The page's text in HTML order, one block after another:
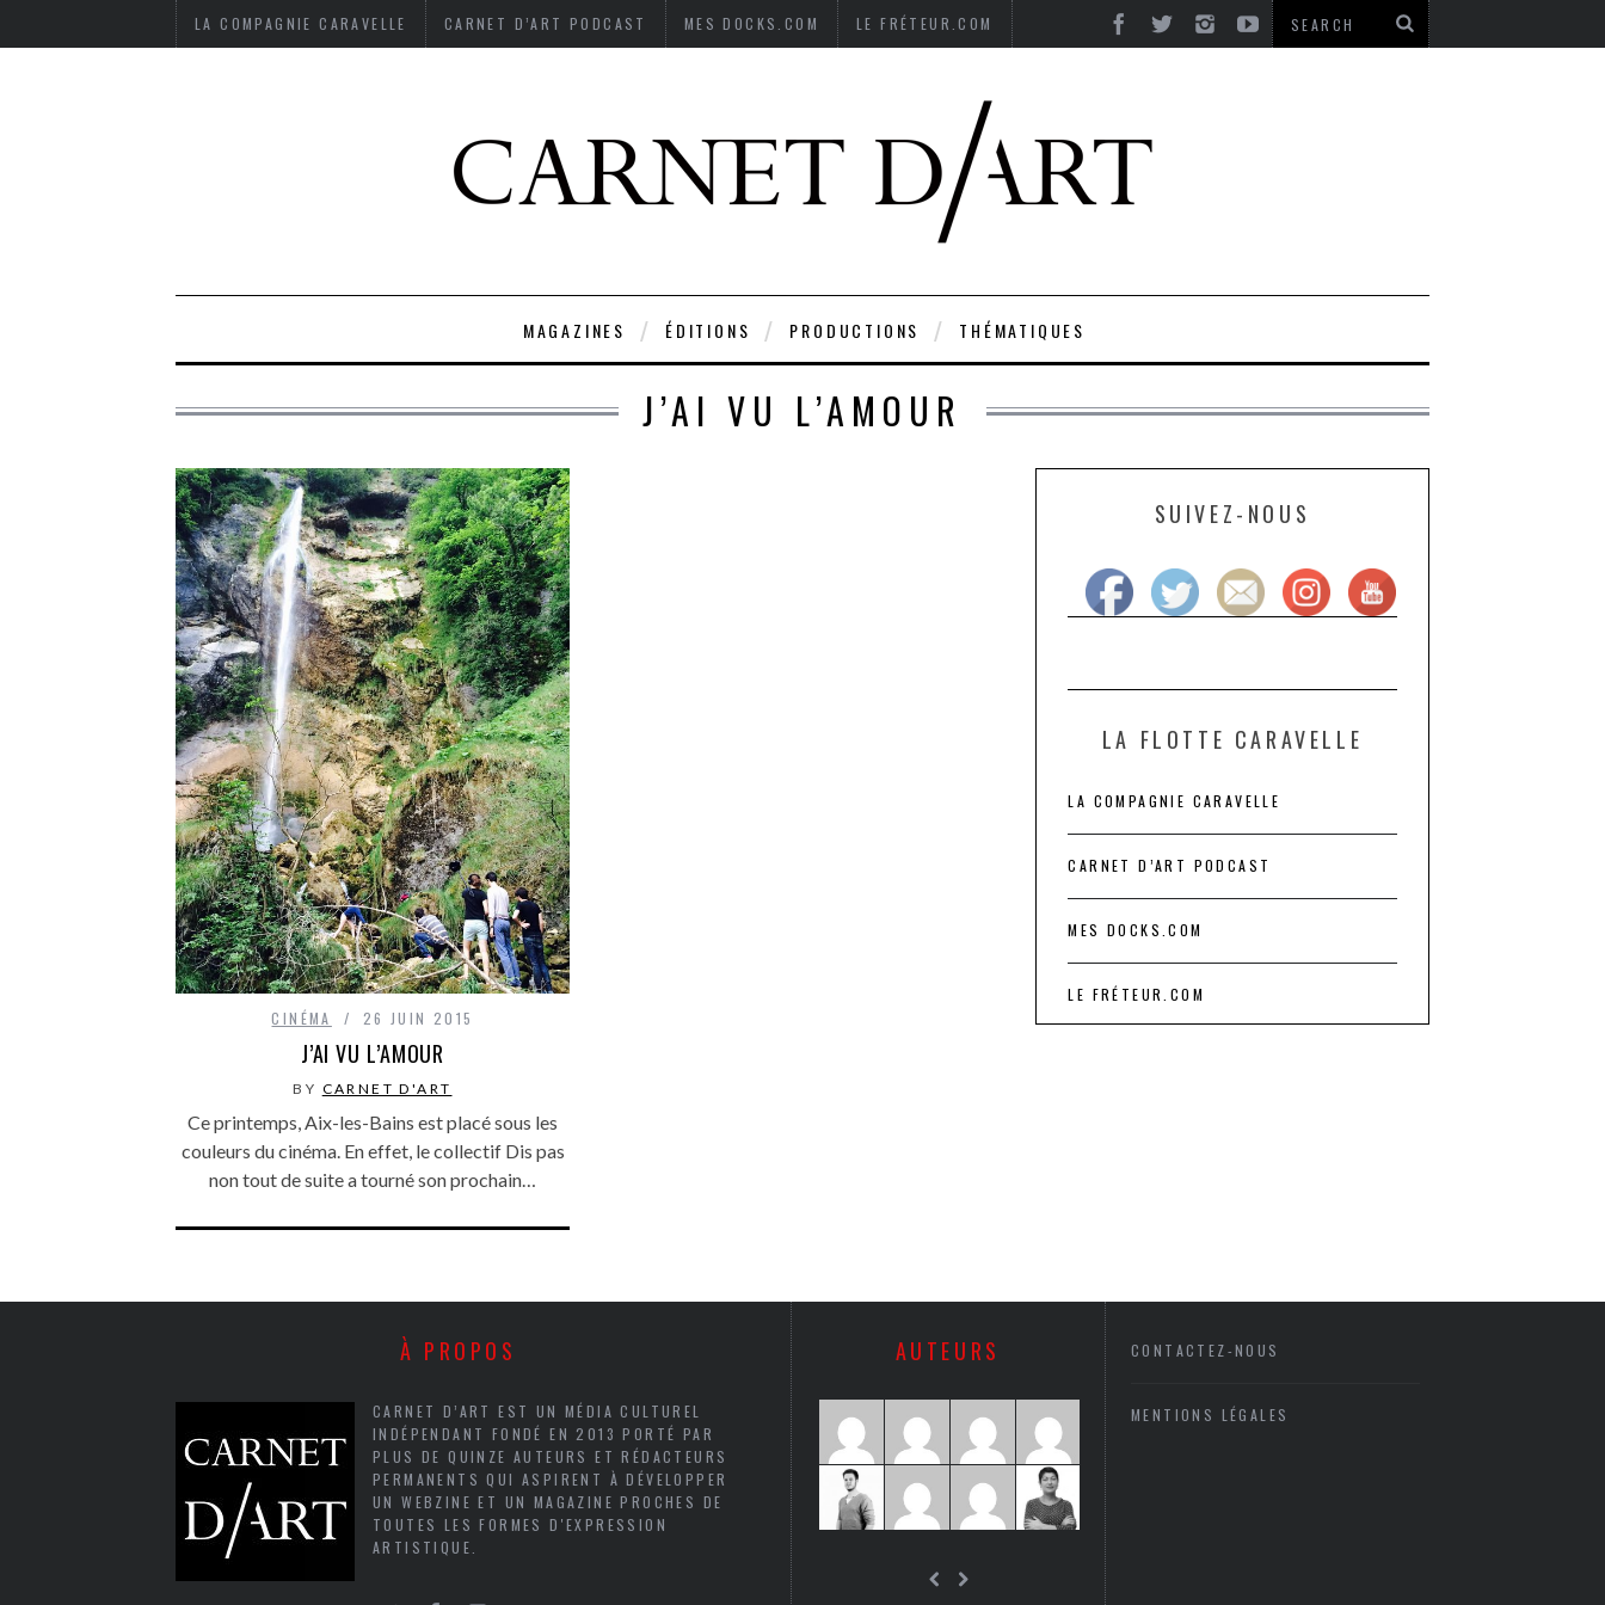
LA COMPAGNIE CARAVELLE CARNET D’ART PODCAST MES DOCKS.COM LE FRÉTEUR.COM
MAGAZINES ÉDITIONS PRODUCTIONS THÉMATIQUES
J’AI VU L’AMOUR
CINÉMA 26 JUIN 2015
J’AI VU L’AMOUR
BY CARNET D'ART
Ce printemps, Aix-les-Bains est placé sous les
couleurs du cinéma. En effet, le collectif Dis pas
non tout de suite a tourné son prochain…
SUIVEZ-NOUS
LA FLOTTE CARAVELLE
LA COMPAGNIE CARAVELLE
CARNET D’ART PODCAST
MES DOCKS.COM
LE FRÉTEUR.COM
À PROPOS
CARNET D’ART EST UN MÉDIA CULTUREL
INDÉPENDANT FONDÉ EN 2013 PORTÉ PAR
PLUS DE QUINZE AUTEURS ET RÉDACTEURS
PERMANENTS QUI ASPIRENT À DÉVELOPPER
UN WEBZINE ET UN MAGAZINE PROCHES DE
TOUTES LES FORMES D'EXPRESSION
ARTISTIQUE.
AUTEURS CONTACTEZ-NOUS
MENTIONS LÉGALES